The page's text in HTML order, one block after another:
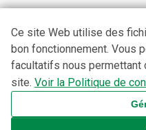
Ce site Web utilise des
bon fonctionnement. Vous
facultatifs nous permettant
site. Voir la Politique de